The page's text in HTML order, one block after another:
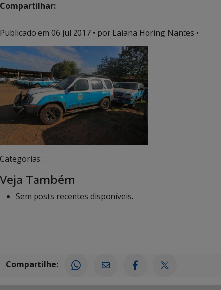
Compartilhar:
Publicado em 06 jul 2017 • por Laiana Horing Nantes •
Categorias :
Veja Também
Sem posts recentes disponíveis.
Compartilhe: